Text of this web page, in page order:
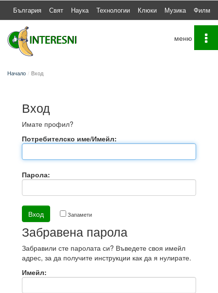
България Свят Наука Технологии Клюки Музика Филми
Начало Вход
Вход
Имате профил?
Потребителско име/Имейл:
Парола:
Запамети
Забравена парола
Забравили сте паролата си? Въведете своя имейл
адрес, за да получите инструкции как да я нулирате.
Имейл: